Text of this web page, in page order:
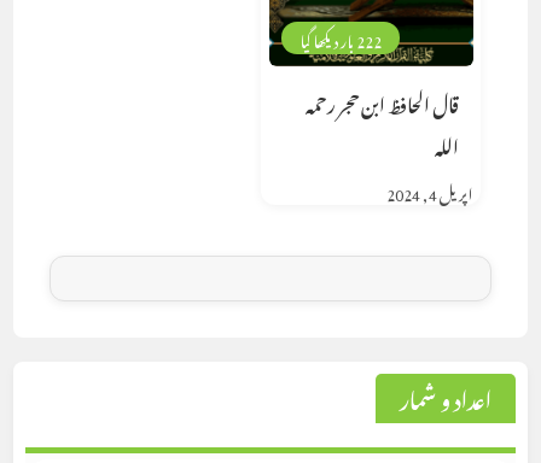
222 بار دیکھا گیا
قال الحافظ ابن حجر رحمه
الله
اپریل 4, 2024
اعداد و شمار